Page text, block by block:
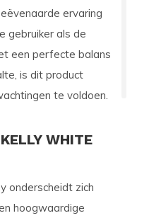
ervaring
gebruiker als de
een perfecte balans
is dit product
te voldoen.
WHITE
onderscheidt zich
hoogwaardige